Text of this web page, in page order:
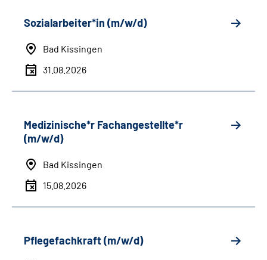
Sozialarbeiter*in (m/w/d)
Bad Kissingen
31.08.2026
Medizinische*r Fachangestellte*r
(m/w/d)
Bad Kissingen
15.08.2026
Pflegefachkraft (m/w/d)